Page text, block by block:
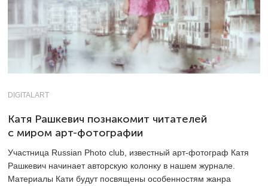
DIGITALART
Катя Рашкевич познакомит читателей
с миром арт-фотографии
Участница Russian Photo club, известный арт-фотограф Катя
Рашкевич начинает авторскую колонку в нашем журнале.
Материалы Кати будут посвящены особенностям жанра